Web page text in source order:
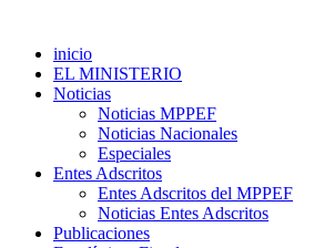
inicio
EL MINISTERIO
Noticias
Noticias MPPEF
Noticias Nacionales
Especiales
Entes Adscritos
Entes Adscritos del MPPEF
Noticias Entes Adscritos
Publicaciones